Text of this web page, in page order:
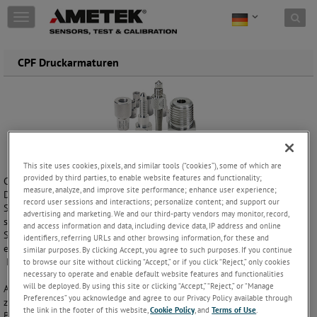
Skip to content
T
o
g
a
t
o
n
CPF Druckarmaturen
CPF-Armaturen und Schläuche sind eine neue Linie von Schnelltest-
Druckarmaturen für Kalibrierungs- und Testanwendungen – ihr
Schwerpunkt liegt bei der Sicherheit. Crystal-Druckarmaturen (CPF)
sind auf bis zu 690 bar belastbar und verfügen über eine
Sicherheitsöffnung, um den Nutzer vor der Versehentlichen Trennung
eines Elements von einem unter Druck stehenden System zu warnen.
Es kann auch als Entlüftungsstelle verwendet werden.
Alle Armaturen sind in Edelstahl 316 gefertigt und Lasermarkierungen
zeigen den Montage-Typ, Größe, Artikelnummer und den zulässigen
This site uses cookies, pixels, and similar tools (“cookies”), some of which are
provided by third parties, to enable website features and functionality;
measure, analyze, and improve site performance; enhance user experience;
record user sessions and interactions; personalize content; and support our
advertising and marketing. We and our third-party vendors may monitor, record,
and access information and data, including device data, IP address and online
identifiers, referring URLs and other browsing information, for these and
similar purposes. By clicking Accept, you agree to such purposes. If you continue
to browse our site without clicking “Accept,” or if you click “Reject,” only cookies
necessary to operate and enable default website features and functionalities
will be deployed. By using this site or clicking “Accept,” “Reject,” or “Manage
Preferences” you acknowledge and agree to our Privacy Policy available through
the link in the footer of this website,Cookie Policy, andTerms of Use.